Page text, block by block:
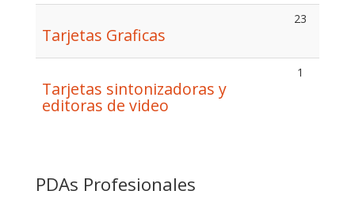
Tarjetas Graficas
23
Tarjetas sintonizadoras y
editoras de video
1
PDAs Profesionales